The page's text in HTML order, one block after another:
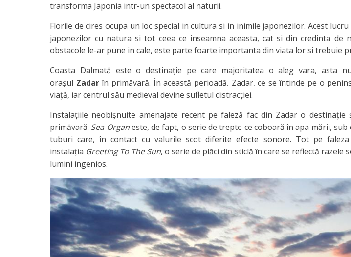
transforma Japonia intr-un spectacol al naturii.
Florile de cires ocupa un loc special in cultura si in inimile japonezilor. Acest
japonezilor cu natura si tot ceea ce inseamna aceasta, cat si din credinta de
obstacole le-ar pune in cale, este parte foarte importanta din viata lor si trebuie
Coasta Dalmată este o destinație pe care majoritatea o aleg vara, asta
orașul Zadarîn primăvară. În această perioadă, Zadar, ce se întinde pe o
viață, iar centrul său medieval devine sufletul distracției.
Instalațiile neobișnuite amenajate recent pe faleză fac din Zadar o
primăvară. Sea Organeste, de fapt, o serie de trepte ce coboară în apa mării,
tuburi care, în contact cu valurile scot diferite efecte sonore. Tot pe
instalația Greeting To The Sun, o serie de plăci din sticlă în care se reflectă razele
lumini ingenios.